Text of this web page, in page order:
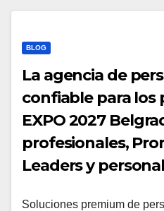
BLOG
La agencia de
confiable para los
EXPO 2027
profesionales,
Leaders y
Soluciones premium de